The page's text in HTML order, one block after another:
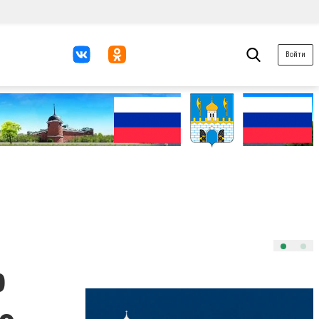
Войти